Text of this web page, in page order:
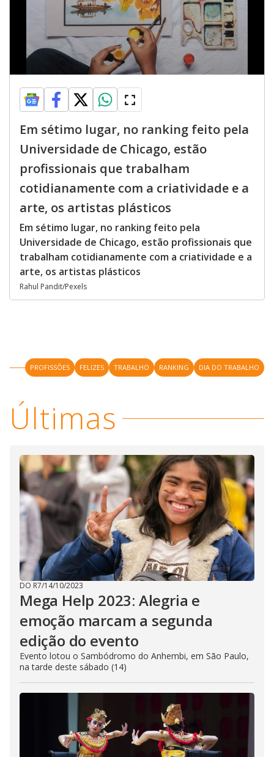
Em sétimo lugar, no ranking feito pela
Universidade de Chicago, estão
profissionais que trabalham
cotidianamente com a criatividade e a
arte, os artistas plásticos
Em sétimo lugar, no ranking feito pela
Universidade de Chicago, estão profissionais que
trabalham cotidianamente com a criatividade e a
arte, os artistas plásticos
Rahul Pandit/Pexels
PROFISSÕES FELIZES TRABALHO RANKING DIA DO TRABALHO
Últimas
DO R7/14/10/2023
Mega Help 2023: Alegria e
emoção marcam a segunda
edição do evento
Evento lotou o Sambódromo do Anhembi, em São Paulo,
na tarde deste sábado (14)